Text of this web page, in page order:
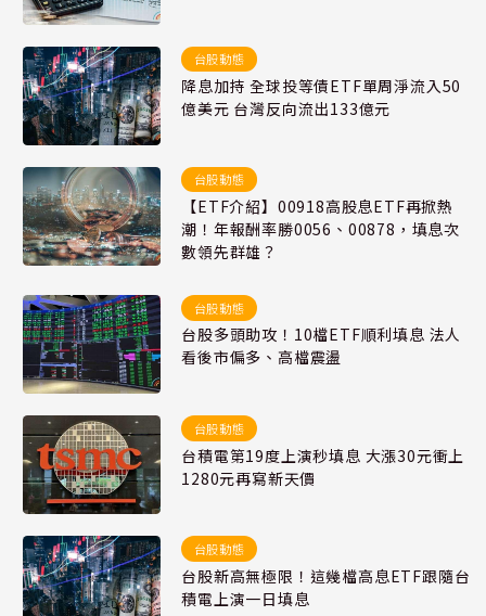
台股動態
降息加持 全球投等債ETF單周淨流入50
億美元 台灣反向流出133億元
台股動態
【ETF介紹】00918高股息ETF再掀熱
潮！年報酬率勝0056、00878，填息次
數領先群雄？
台股動態
台股多頭助攻！10檔ETF順利填息 法人
看後市偏多、高檔震盪
台股動態
台積電第19度上演秒填息 大漲30元衝上
1280元再寫新天價
台股動態
台股新高無極限！這幾檔高息ETF跟隨台
積電上演一日填息